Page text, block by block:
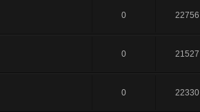
0 22756
0 21527
0 22330